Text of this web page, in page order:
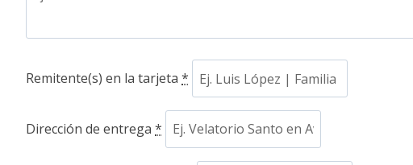
Remitente(s) en la tarjeta *
Dirección de entrega *